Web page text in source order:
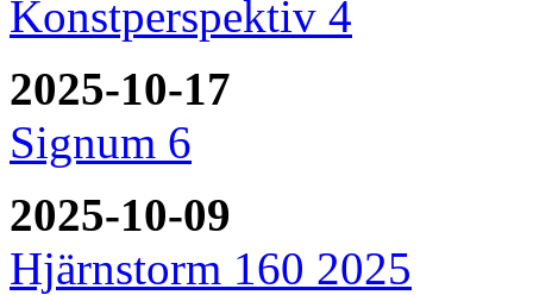
Konstperspektiv 4
2025-10-17
Signum 6
2025-10-09
Hjärnstorm 160 2025